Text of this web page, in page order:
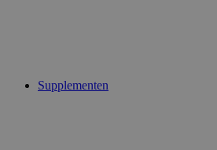
Supplementen